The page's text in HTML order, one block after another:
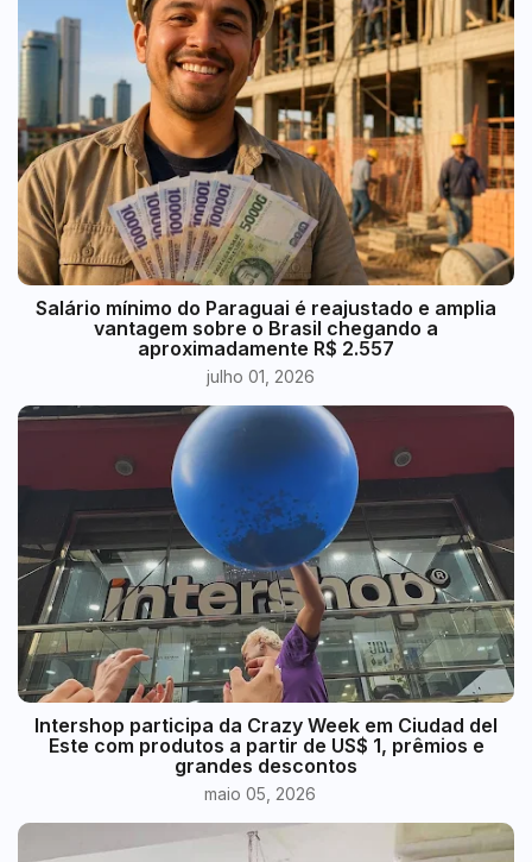
​Salário mínimo do Paraguai é reajustado e amplia
vantagem sobre o Brasil chegando a
aproximadamente R$ 2.557
julho 01, 2026
Intershop participa da Crazy Week em Ciudad del
Este com produtos a partir de US$ 1, prêmios e
grandes descontos
maio 05, 2026